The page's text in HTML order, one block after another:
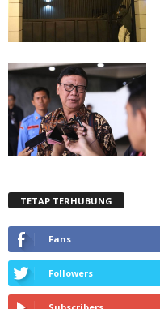
TETAP TERHUBUNG
Fans
Followers